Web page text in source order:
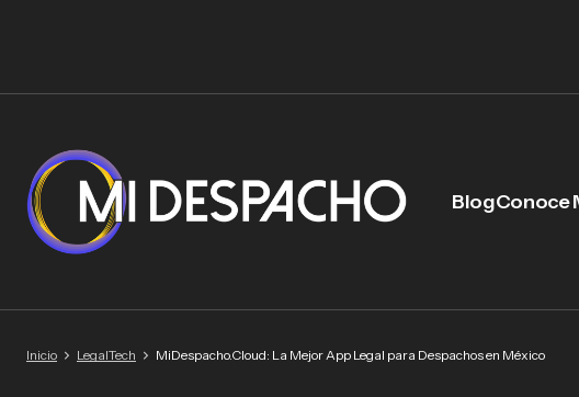
BlogConoce
Inicio LegalTech MiDespacho.Cloud: La Mejor App Legal para Despachos en México